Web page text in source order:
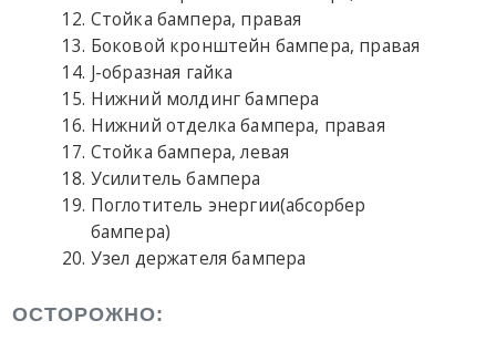
Стойка бампера, правая
Боковой кронштейн бампера, правая
J-образная гайка
Нижний молдинг бампера
Нижний отделка бампера, правая
Стойка бампера, левая
Усилитель бампера
Поглотитель энергии(абсорбер
бампера)
Узел держателя бампера
ОСТОРОЖНО: